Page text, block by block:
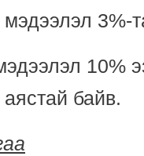
мэдээлэл 3%-
10%
байв.